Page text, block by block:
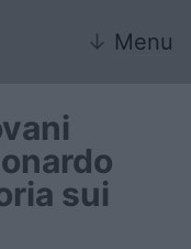
↓ Menu
sui